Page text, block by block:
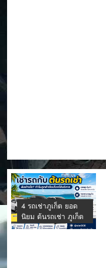
4 รถเช่าภูเก็ต ยอด
นิยม ต้นรถเช่า ภูเก็ต